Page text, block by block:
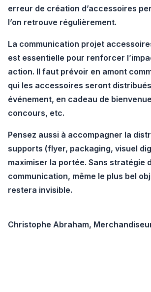
erreur de création d’accessoires
l’on retrouve régulièrement.
La communication projet
est essentielle pour renforcer
action. Il faut prévoir en amont
qui les accessoires seront distribués
événement, en cadeau de
concours, etc.
Pensez aussi à accompagner la
supports (flyer, packaging, visuel
maximiser la portée. Sans stratégie
communication, même le plus bel
restera invisible.
Christophe Abraham,